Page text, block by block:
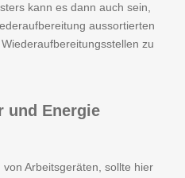
kann es dann auch sein,
aussortierten
zu
und Energie
Arbeitsgeräten, sollte hier